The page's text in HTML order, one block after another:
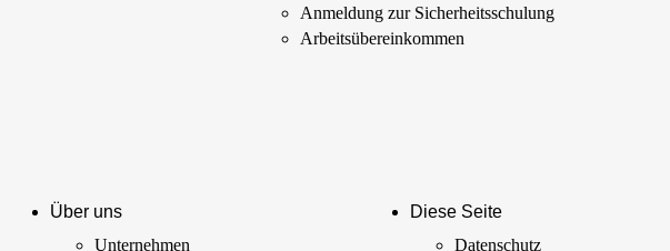
Anmeldung zur Sicherheits­schulung
Arbeits­übereinkommen
Über uns
Unternehmen
Diese Seite
Datenschutz